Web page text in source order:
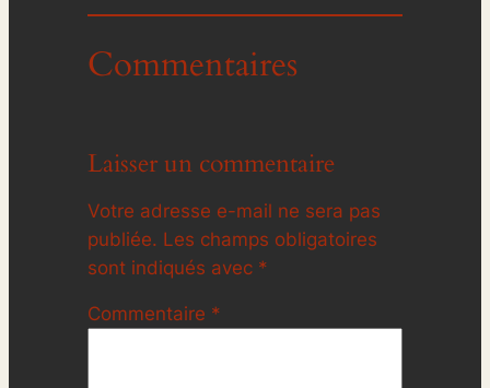
Commentaires
Laisser un commentaire
Votre adresse e-mail ne sera pas
publiée. Les champs obligatoires
sont indiqués avec *
Commentaire *